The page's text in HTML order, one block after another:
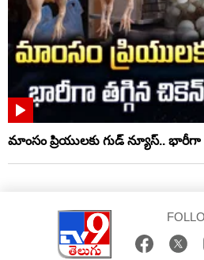
మాంసం ప్రియులకు గుడ్ న్యూస్.. భారీగా